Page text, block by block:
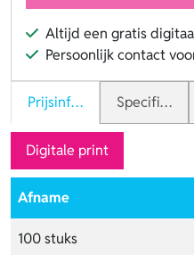
Altijd een gratis
Persoonlijk contact
PrijsinformatieSpecificaties
Digitale print
Afname
100 stuks